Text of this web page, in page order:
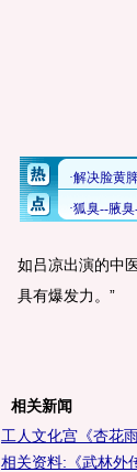
如吕凉出演的中
具有爆发力。”
相关新闻
工人文化宫《杏花
相关资料:《武林外